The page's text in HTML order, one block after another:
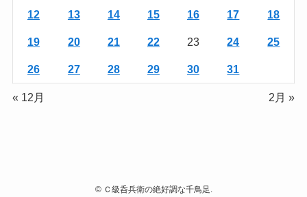
12 13 14 15 16 17 18
19 20 21 22 23 24 25
26 27 28 29 30 31
« 12月 2月 »
©Ｃ級呑兵衛の絶好調な千鳥足.